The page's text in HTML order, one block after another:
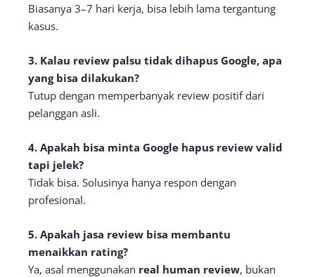
Biasanya 3–7 hari kerja, bisa lebih lama tergantung
kasus.
3. Kalau review palsu tidak dihapus Google, apa
yang bisa dilakukan?
Tutup dengan memperbanyak review positif dari
pelanggan asli.
4. Apakah bisa minta Google hapus review valid
tapi jelek?
Tidak bisa. Solusinya hanya respon dengan
profesional.
5. Apakah jasa review bisa membantu
menaikkan rating?
Ya, asal menggunakan real human review, bukan